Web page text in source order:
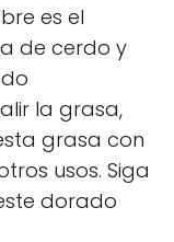
es el
de cerdo y
la grasa,
grasa con
usos. Siga
dorado